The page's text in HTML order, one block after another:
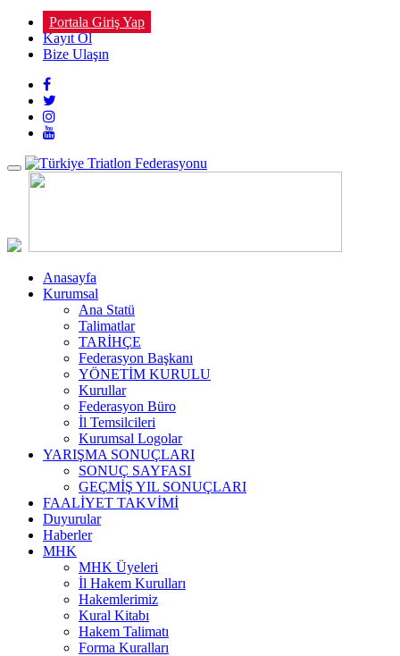
Portala Giriş Yap
Kayıt Ol
Bize Ulaşın
Toggle
navigation
Anasayfa
Kurumsal
Ana Statü
Talimatlar
TARİHÇE
Federasyon Başkanı
YÖNETİM KURULU
Kurullar
Federasyon Büro
İl Temsilcileri
Kurumsal Logolar
YARIŞMA SONUÇLARI
SONUÇ SAYFASI
GEÇMİŞ YIL SONUÇLARI
FAALİYET TAKVİMİ
Duyurular
Haberler
MHK
MHK Üyeleri
İl Hakem Kurulları
Hakemlerimiz
Kural Kitabı
Hakem Talimatı
Forma Kuralları